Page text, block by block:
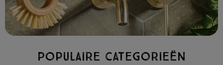
Populaire categorieën